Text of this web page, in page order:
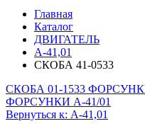
Главная
Каталог
ДВИГАТЕЛЬ
А-41,01
СКОБА 41-0533
СКОБА 01-1533
ФОРСУНКИ А-41/01
Вернуться к: А-41,01